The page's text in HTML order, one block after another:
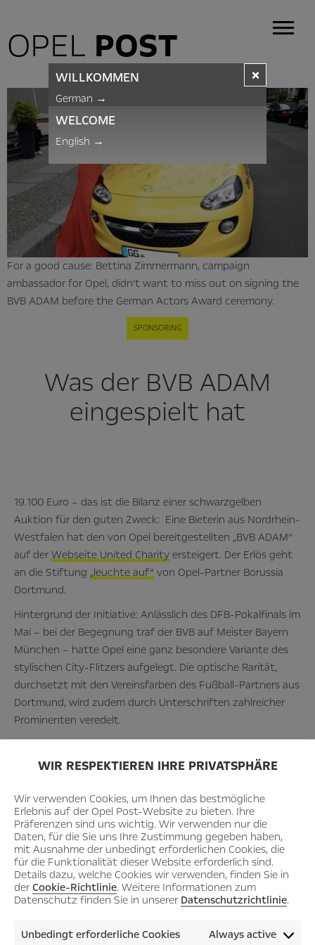
WIR RESPEKTIEREN IHRE PRIVATSPHÄRE
Wir verwenden Cookies, um Ihnen das bestmögliche
Erlebnis auf der Opel Post-Website zu bieten. Ihre
Präferenzen sind uns wichtig. Wir verwenden nur die
Daten, für die Sie uns Ihre Zustimmung gegeben haben,
mit Ausnahme der unbedingt erforderlichen Cookies, die
für die Funktionalität dieser Website erforderlich sind.
Details dazu, welche Cookies wir verwenden, finden Sie in
der Cookie-Richtlinie. Weitere Informationen zum
Datenschutz finden Sie in unserer Datenschutzrichtlinie.
Unbedingt erforderliche Cookies Always active
OPEL POST
For a good cause: Bettina Zimmermann, campaign
ambassador for Opel, didn’t want to miss out on signing the
BVB ADAM before the German Actors Award ceremony.
SPONSORING
Was der BVB ADAM
eingespielt hat
19.100 Euro – das ist die Bilanz einer schwarzgelben
Auktion für den guten Zweck: Eine Bieterin aus Nordrhein-
Westfalen hat den von Opel bereitgestellten „BVB ADAM“
auf der Webseite United Charity ersteigert. Der Erlös geht
an die Stiftung „leuchte auf“ von Opel-Partner Borussia
Dortmund.
Hintergrund der Initiative: Anlässlich des DFB-Pokalfinals im
Mai – bei der Begegnung traf der BVB auf Meister Bayern
München – hatte Opel eine ganz besondere Variante des
stylischen City-Flitzers aufgelegt. Die optische Rarität,
durchsetzt mit den Vereinsfarben des Fußball-Partners aus
Dortmund, wird zudem durch Unterschriften zahlreicher
Prominenten veredelt.
×
WILLKOMMEN
German →
WELCOME
English →